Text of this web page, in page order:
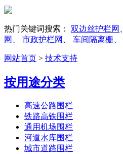
热门关键词搜索： 双边丝护栏网
网
市政护栏网 车间隔离栅
网站首页 > 技术支持
按用途分类
高速公路围栏
铁路高铁围栏
通用机场围栏
河道水库围栏
城市道路围栏